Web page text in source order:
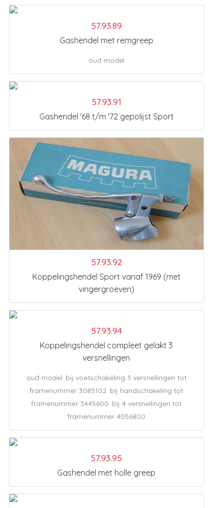
57.93.89
Gashendel met remgreep
oud model
57.93.91
Gashendel '68 t/m '72 gepolijst Sport
57.93.92
Koppelingshendel Sport vanaf 1969 (met
vingergroeven)
57.93.94
Koppelingshendel compleet gelakt 3
versnellingen
oud model: bij voetschakeling 3 versnellingen tot
framenummer 3085102. bij handschakeling tot
framenummer 3445600. bij 4 versnellingen tot
framenummer 4056800
57.93.95
Gashendel met holle greep